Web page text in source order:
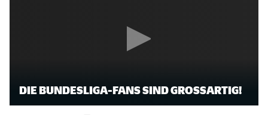
DIE BUNDESLIGA-FANS SIND GROSSARTIG!